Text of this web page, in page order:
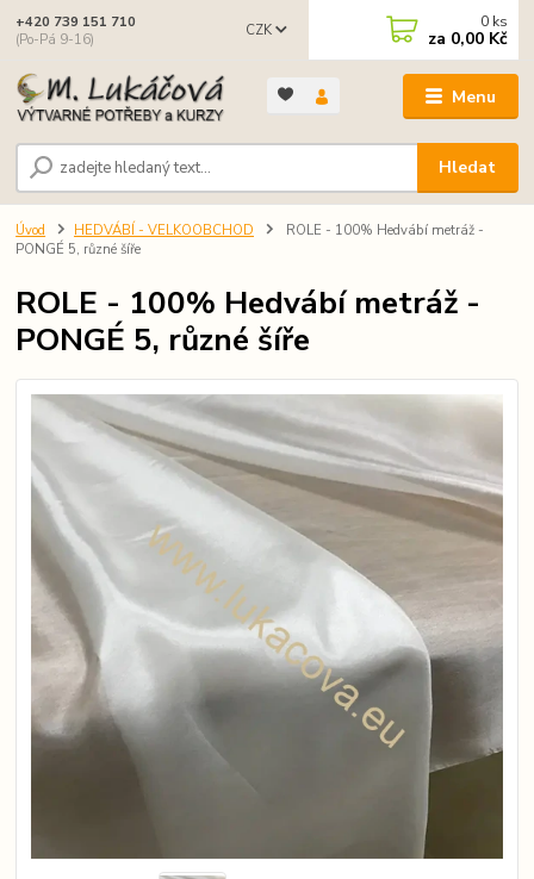
Menu
CZK
Hledat
+420 739 151 710
(Po-Pá 9-16)
0 ks
za 0,00 Kč
Úvod HEDVÁBÍ - VELKOOBCHOD
ROLE - 100% Hedvábí metráž -
PONGÉ 5, různé šíře
ROLE - 100% Hedvábí metráž -
PONGÉ 5, různé šíře